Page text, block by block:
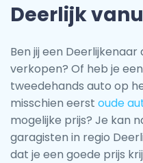
Deerlijk
Ben jij een
verkopen? Of heb je
tweedehands auto op
misschien eerst oude
mogelijke prijs? Je kan
garagisten in regio
dat je een goede prijs